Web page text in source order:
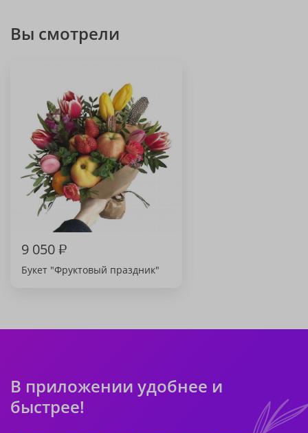
Вы смотрели
9 050₽
Букет "Фруктовый праздник"
В приложении удобнее и
быстрее!